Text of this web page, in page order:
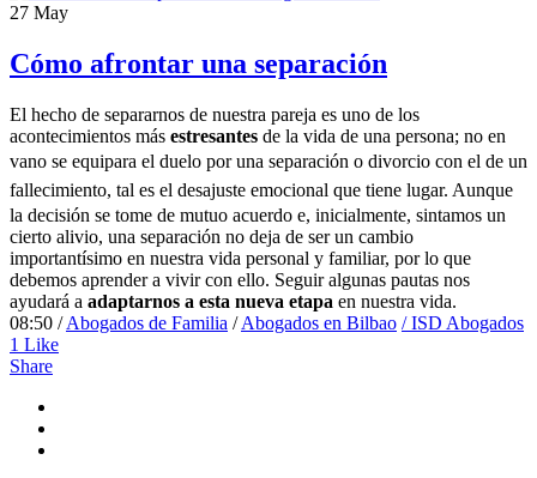
27 May
Cómo afrontar una separación
El hecho de separarnos de nuestra pareja es uno de los
acontecimientos más estresantes de la vida de una persona; no en
vano se equipara el duelo por una separación o divorcio con el de un
fallecimiento, tal es el desajuste emocional que tiene lugar. Aunque
la decisión se tome de mutuo acuerdo e, inicialmente, sintamos un
cierto alivio, una separación no deja de ser un cambio
importantísimo en nuestra vida personal y familiar, por lo que
debemos aprender a vivir con ello. Seguir algunas pautas nos
ayudará a adaptarnos a esta nueva etapa en nuestra vida.
08:50 /Abogados de Familia /Abogados en Bilbao / ISD Abogados
1 Like
Share